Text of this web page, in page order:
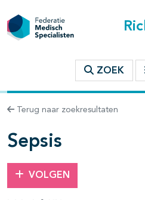
ZOEK
Terug naar zoekresultaten
Sepsis
VOLGEN
binnen deze richtlijn